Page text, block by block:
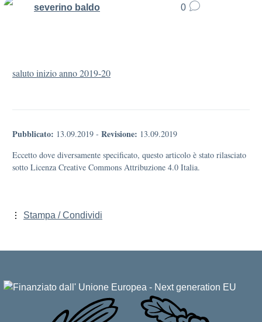
severino baldo 0
saluto inizio anno 2019-20
Pubblicato: 13.09.2019 - Revisione: 13.09.2019
Eccetto dove diversamente specificato, questo articolo è stato rilasciato
sotto Licenza Creative Commons Attribuzione 4.0 Italia.
Stampa / Condividi